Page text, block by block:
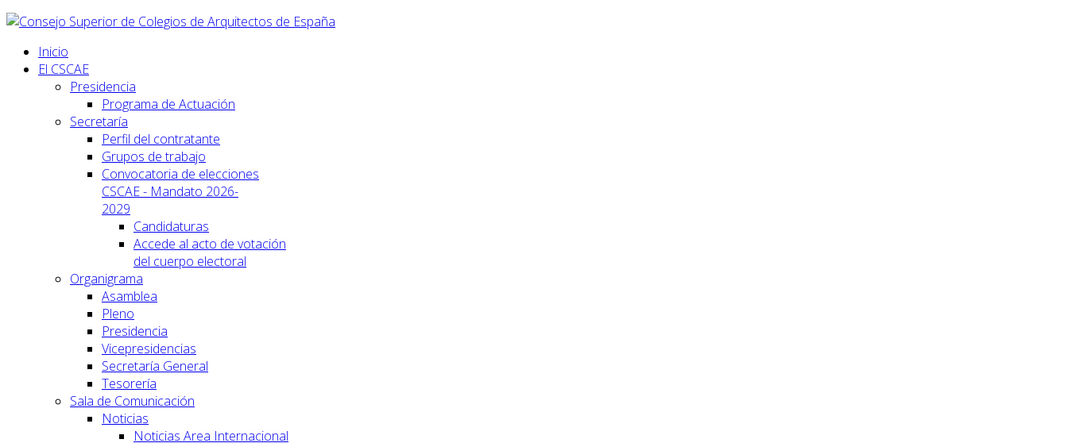
Inicio
El CSCAE
Presidencia
Programa de Actuación
Secretaría
Perfil del contratante
Grupos de trabajo
Convocatoria de elecciones
CSCAE - Mandato 2026-
2029
Candidaturas
Accede al acto de votación
del cuerpo electoral
Organigrama
Asamblea
Pleno
Presidencia
Vicepresidencias
Secretaría General
Tesorería
Sala de Comunicación
Noticias
Noticias Area Internacional